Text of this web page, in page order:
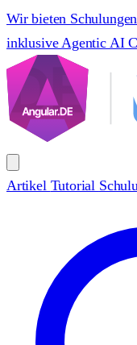
Wir bieten
inklusive Agentic AI
Artikel Tutorial